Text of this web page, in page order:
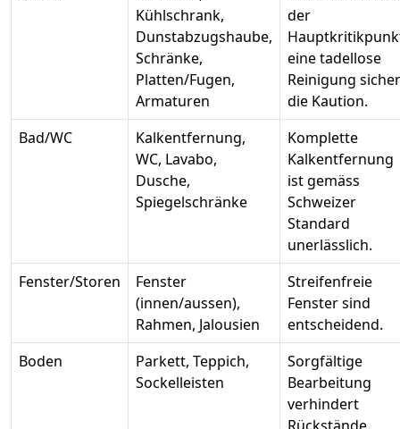
Kühlschrank,
Dunstabzugshaube,
Schränke,
Platten/Fugen,
Armaturen
der
eine tadellose
Reinigung
die Kaution.
Bad/WC
Kalkentfernung,
WC, Lavabo,
Dusche,
Spiegelschränke
Komplette
Kalkentfernung
ist gemäss
Schweizer
Standard
unerlässlich.
Fenster/Storen
Fenster
(innen/aussen),
Rahmen, Jalousien
Streifenfreie
Fenster sind
entscheidend.
Boden
Parkett, Teppich,
Sockelleisten
Sorgfältige
Bearbeitung
verhindert